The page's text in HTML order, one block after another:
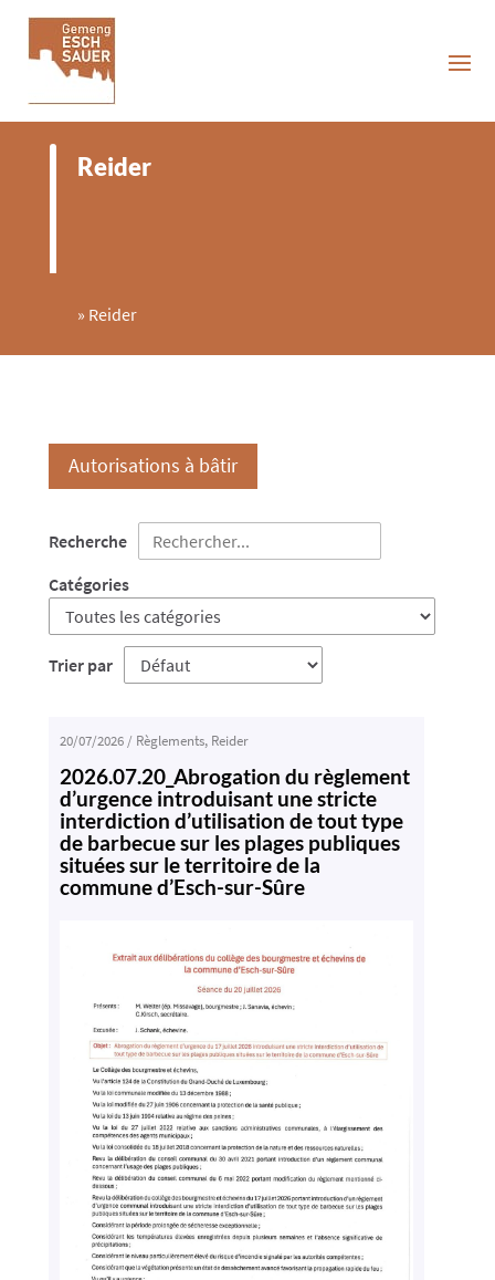
Reider
» Reider
Autorisations à bâtir
Recherche
Catégories
Trier par
20/07/2026/ Règlements, Reider
2026.07.20_Abrogation du règlement
d’urgence introduisant une stricte
interdiction d’utilisation de tout type
de barbecue sur les plages publiques
situées sur le territoire de la
commune d’Esch-sur-Sûre